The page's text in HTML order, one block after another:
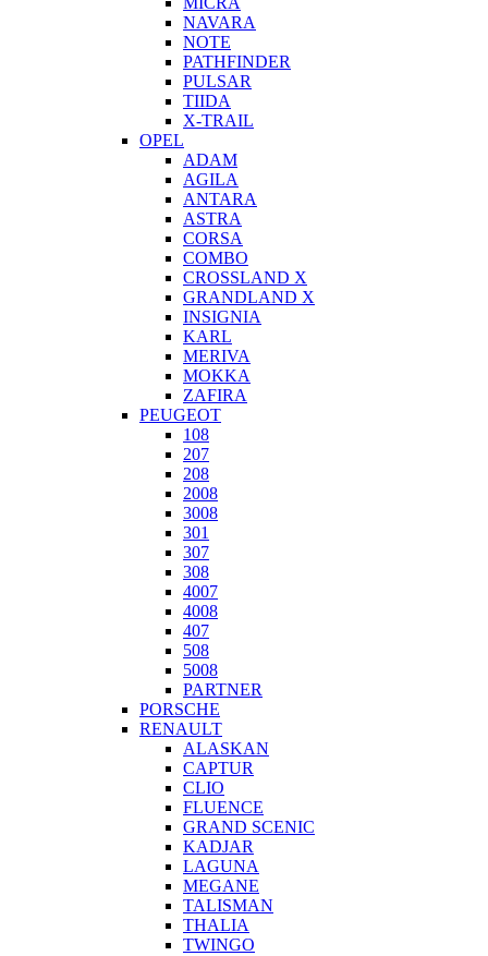
NAVARA
NOTE
PATHFINDER
PULSAR
TIIDA
X-TRAIL
OPEL
ADAM
AGILA
ANTARA
ASTRA
CORSA
COMBO
CROSSLAND X
GRANDLAND X
INSIGNIA
KARL
MERIVA
MOKKA
ZAFIRA
PEUGEOT
108
207
208
2008
3008
301
307
308
4007
4008
407
508
5008
PARTNER
PORSCHE
RENAULT
ALASKAN
CAPTUR
CLIO
FLUENCE
GRAND SCENIC
KADJAR
LAGUNA
MEGANE
TALISMAN
THALIA
TWINGO